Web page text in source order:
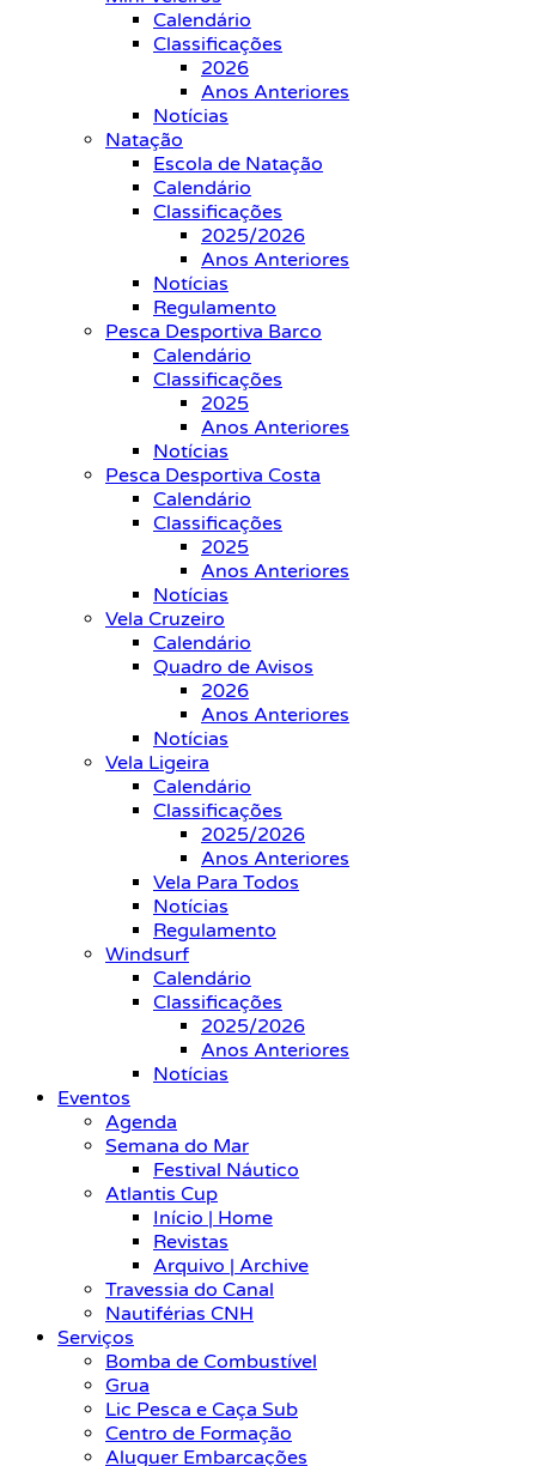
Calendário
Classificações
2026
Anos Anteriores
Notícias
Natação
Escola de Natação
Calendário
Classificações
2025/2026
Anos Anteriores
Notícias
Regulamento
Pesca Desportiva Barco
Calendário
Classificações
2025
Anos Anteriores
Notícias
Pesca Desportiva Costa
Calendário
Classificações
2025
Anos Anteriores
Notícias
Vela Cruzeiro
Calendário
Quadro de Avisos
2026
Anos Anteriores
Notícias
Vela Ligeira
Calendário
Classificações
2025/2026
Anos Anteriores
Vela Para Todos
Notícias
Regulamento
Windsurf
Calendário
Classificações
2025/2026
Anos Anteriores
Notícias
Eventos
Agenda
Semana do Mar
Festival Náutico
Atlantis Cup
Início | Home
Revistas
Arquivo | Archive
Travessia do Canal
Nautiférias CNH
Serviços
Bomba de Combustível
Grua
Lic Pesca e Caça Sub
Centro de Formação
Aluguer Embarcações